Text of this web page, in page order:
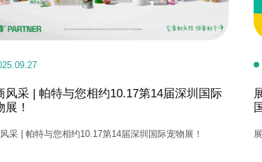
风采 | 帕特与您相约10.17第14届深圳国际
展！
采 | 帕特与您相约10.17第14届深圳国际宠物展！